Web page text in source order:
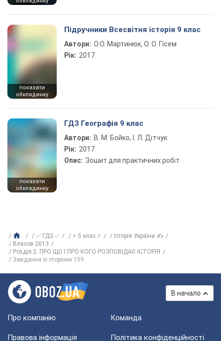
показати
обкладинку
Підручники Всесвітня історія 9 клас
Автори: О.О. Мартинюк, О. О. Гісем
Рік: 2017
показати
обкладинку
ГДЗ Географія 9 клас
Автори: В. М. Бойко, І. Л. Дітчук
Рік: 2017
Опис: Зошит для практичних робіт
✅ ГДЗ ✅ ⚡ 5 клас ⚡
Історія України ✍
Власов 2013
Розділ 2. ПРО ЩО І ПРО КОГО РОЗПОВІДАЄ ІСТОРІЯ
Завдання зі сторінки 159
В начало
Про компанію Команда
Правова інформація Політика конфіденційності